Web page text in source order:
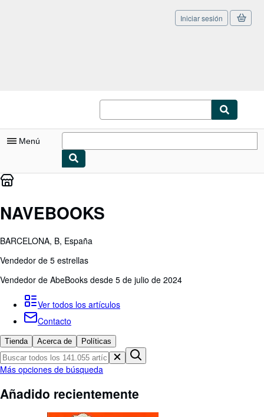
Pasar al contenido principal
Iniciar sesión
Menú
Mi cuenta
Búsqueda avanzada
Colecciones
Libros antiguos
Arte y coleccionismo
Vendedores
Comenzar a vender
Ayuda
CERRAR
NAVEBOOKS
BARCELONA, B, España
Vendedor de 5 estrellas
Vendedor de AbeBooks desde 5 de julio de 2024
Ver todos los artículos
Contacto
Tienda Acerca de Políticas
Más opciones de búsqueda
Añadido recientemente